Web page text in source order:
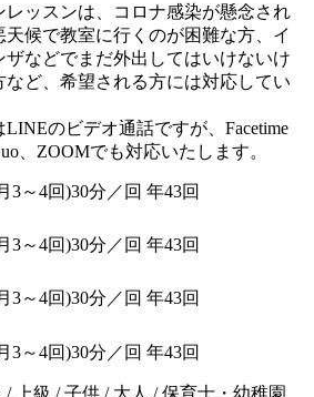
レッスンは、コロナ感染が懸念され
天候で教室に行くのが困難な方、イ
ザなどでまだ外出してはいけないけ
など、希望される方には対応してい
のビデオ通話ですが、Facetime
、ZOOMでも対応いたします。
3～4回)30分／回 年43回
3～4回)30分／回 年43回
3～4回)30分／回 年43回
3～4回)30分／回 年43回
/ 上級 / 子供 / 大人 / 保育士・幼稚園